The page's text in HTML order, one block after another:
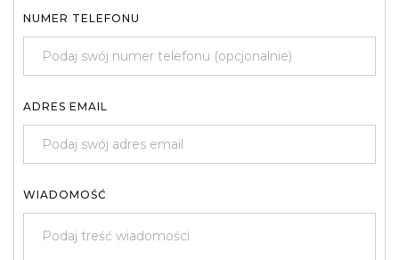
NUMER TELEFONU
ADRES EMAIL
WIADOMOŚĆ